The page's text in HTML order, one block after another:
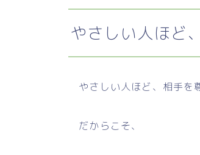
やさしい人ほど
やさしい人ほど、相手を
だからこそ、